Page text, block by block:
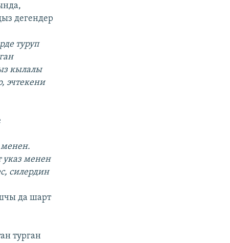
дегендер
туруп
кылалы
эчтекени
менен.
указ менен
силердин
да шарт
турган